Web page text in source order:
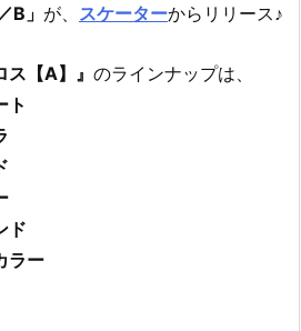
B」 が、 スケーターからリリース♪
【A】』 のラインナップは、
ト
ド
ラー